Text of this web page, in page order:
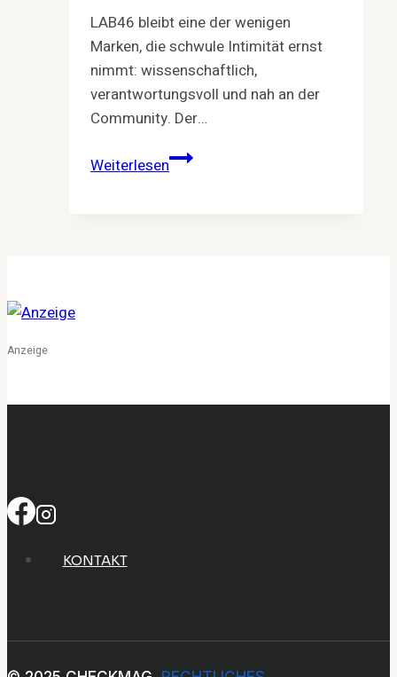
LAB46 bleibt eine der wenigen
Marken, die schwule Intimität ernst
nimmt: wissenschaftlich,
verantwortungsvoll und nah an der
Community. Der…
WeiterlesenLAB46
Anzeige
KONTAKT